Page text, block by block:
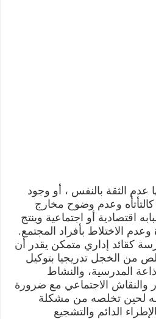
عدم الثقة بالنفس ، أو وجود
وعدم وضوح مخارج
اقتصادية أو اجتماعية وينتج
وعدم الاختلاط بأفراد المجتمع.
كقائد إداري متمكن يقدر أن
من الخجل تدريجيا بتوكيل
المدرسية، والنشاط
والنقاش الاجتماعي مع ضرورة
لحين تخلصه من مشكلة
الدائم والتشجيع